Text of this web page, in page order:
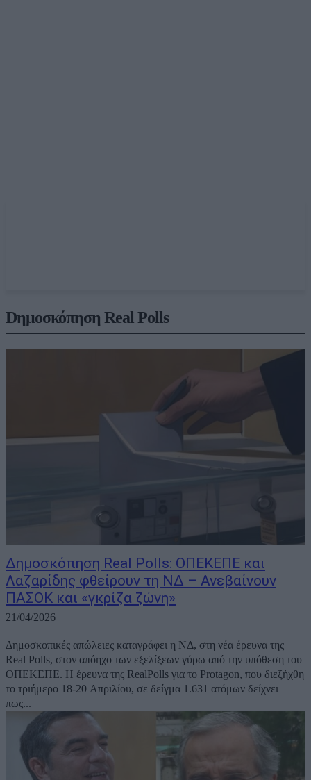
Dημοσκόπηση Real Polls
Δημοσκόπηση Real Polls: ΟΠΕΚΕΠΕ και
Λαζαρίδης φθείρουν τη ΝΔ – Ανεβαίνουν
ΠΑΣΟΚ και «γκρίζα ζώνη»
21/04/2026
Δημοσκοπικές απώλειες καταγράφει η ΝΔ, στη νέα έρευνα της
Real Polls, στον απόηχο των εξελίξεων γύρω από την υπόθεση του
ΟΠΕΚΕΠΕ. Η έρευνα της RealPolls για το Protagon, που διεξήχθη
το τριήμερο 18-20 Απριλίου, σε δείγμα 1.631 ατόμων δείχνει
πως...